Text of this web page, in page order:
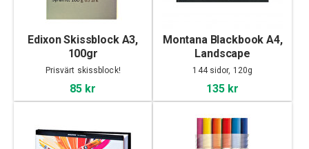
Edixon Skissblock A3,
100gr
Prisvärt skissblock!
85 kr
Montana Blackbook A4,
Landscape
144 sidor, 120g
135 kr